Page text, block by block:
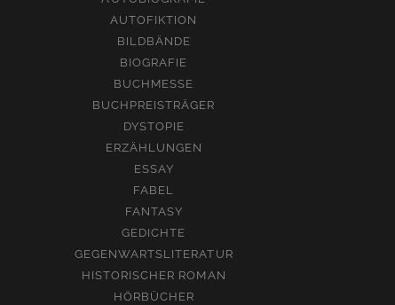
AUTOFIKTION
BILDBÄNDE
BIOGRAFIE
BUCHMESSE
BUCHPREISTRÄGER
DYSTOPIE
ERZÄHLUNGEN
ESSAY
FABEL
FANTASY
GEDICHTE
GEGENWARTSLITERATUR
HISTORISCHER ROMAN
HÖRBÜCHER